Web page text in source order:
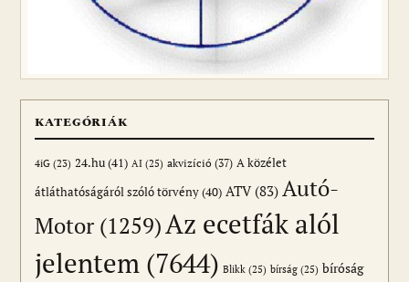
KATEGÓRIÁK
4iG (23) 24.hu(41) AI (25) akvizíció (37) A közélet
átláthatóságáról szóló törvény(40) ATV(83) Autó-
Motor (1259)Az ecetfák alól
jelentem (7644) Blikk (25) bírság (25) bíróság